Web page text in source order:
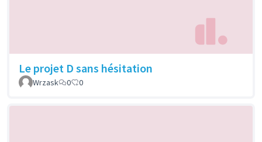
Le projet D sans hésitation
Wrzask 0 0